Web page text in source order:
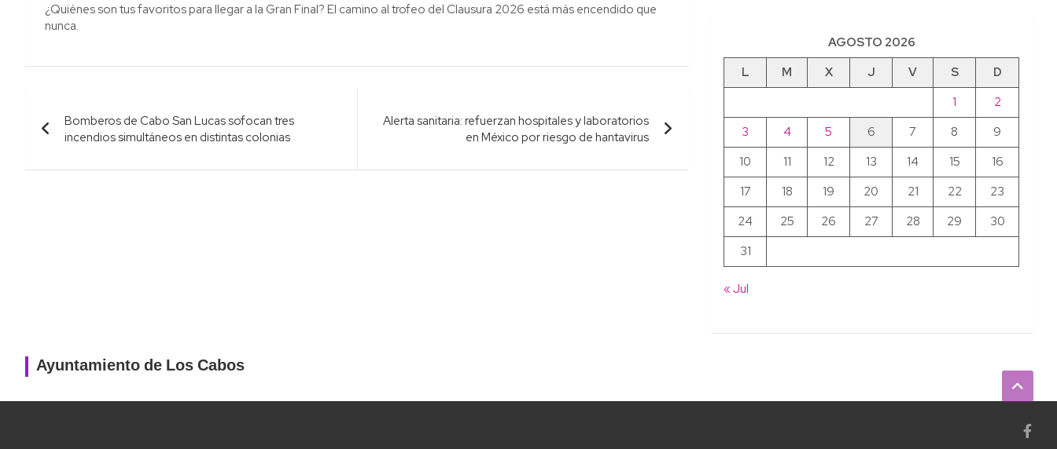
¿Quiénes son tus favoritos para llegar a la Gran Final? El camino al trofeo del Clausura 2026 está más encendido que
nunca.
Navegación
de
entradas
Bomberos de Cabo San Lucas sofocan tres
incendios simultáneos en distintas colonias
Alerta sanitaria: refuerzan hospitales y laboratorios
en México por riesgo de hantavirus
AGOSTO 2026
L
M X J V S
D
1
2
3
4 5 6 7 8
9
10
11 12 13 14 15
16
17
18 19 20 21 22
23
24
25 26 27 28 29
30
31
« Jul
Ayuntamiento de Los Cabos